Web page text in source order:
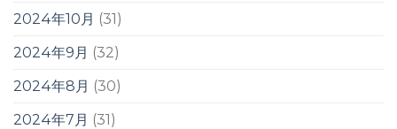
2024年10月 (31)
2024年9月 (32)
2024年8月 (30)
2024年7月 (31)